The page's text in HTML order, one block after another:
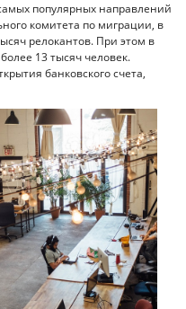
популярных направлений
комитета по миграции, в
релокантов. При этом в
13 тысяч человек.
банковского счета,